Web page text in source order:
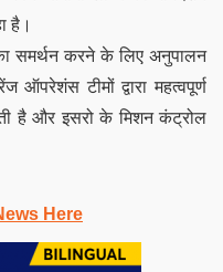
है।
समर्थन करने के लिए अनुपालन
ऑपरेशंस टीमों द्वारा महत्वपूर्ण
है और इसरो के मिशन कंट्रोल
Here